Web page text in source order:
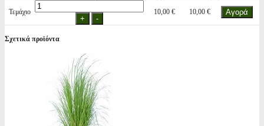
Τεμάχιο 10,00 € 10,00 €
Σχετικά προϊόντα